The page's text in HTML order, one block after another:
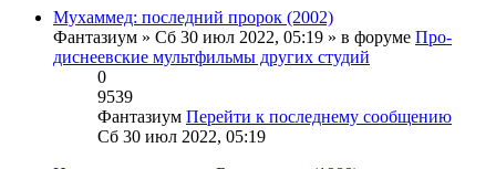
Мухаммед: последний пророк (2002)
Фантазиум » Сб 30 июл 2022, 05:19 » в форуме Про-
диснеевские мультфильмы других студий
0
9539
Фантазиум Перейти к последнему сообщению
Сб 30 июл 2022, 05:19